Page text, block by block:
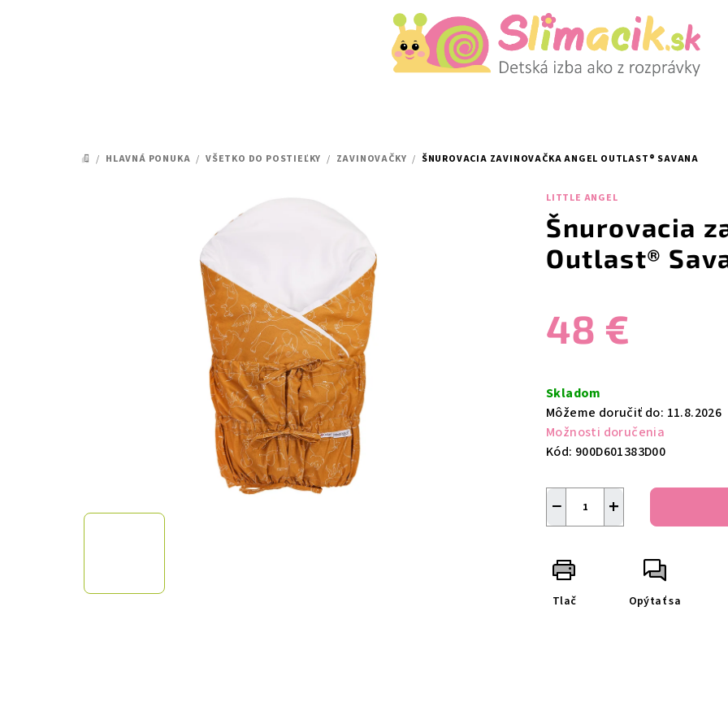
DOMOV
/ HLAVNÁ PONUKA / VŠETKO DO POSTIEĽKY / ZAVINOVAČKY / ŠNUROVACIA ZAVINOVAČKA ANGEL OUTLAST® SAVANA
LITTLE ANGEL
Šnurovacia
Outlast®
48 €
cena:
Skladom
Môžeme doručiť do: 11.8.2026
Možnosti doručenia
Kód: 900D601383D00
+
−
Tlač Opýtať sa